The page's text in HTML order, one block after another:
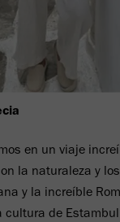
en un viaje
la naturaleza y
y la increíble
cultura de